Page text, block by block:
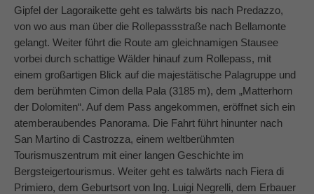
Gipfel der Lagoraikette geht es talwärts bis nach Predazzo,
von wo aus man über die Rollepassstraße nach Bellamonte
gelangt. Weiter führt die Route am gleichnamigen Stausee
vorbei durch schattige Wälder hinauf zum Rollepass, mit
einem großartigen Blick auf die majestätische Palagruppe und
dem berühmten Cimon della Pala (3185 m), dem „Matterhorn
der Dolomiten“. Auf dem Pass angekommen, eröffnet sich ein
atemberaubendes Panorama. Die Fahrt führt hinunter nach
San Martino di Castrozza, einem weltberühmten
Tourismuszentrum mit einer langen Geschichte im
Bergsteigertourismus. Weiter geht es talwärts nach Fiera di
Primiero, dem Geburtsort von Ing. Luigi Negrelli, dem Erbauer